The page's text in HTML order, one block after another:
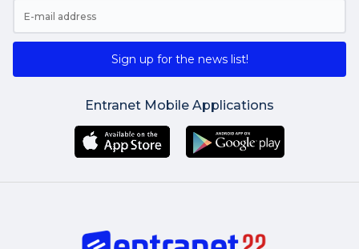
Sign up for the news list!
Entranet Mobile Applications